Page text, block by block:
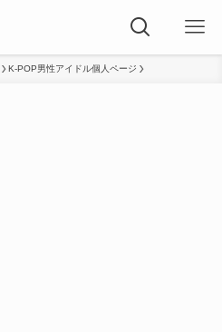
K-POP男性アイドル個人ページ